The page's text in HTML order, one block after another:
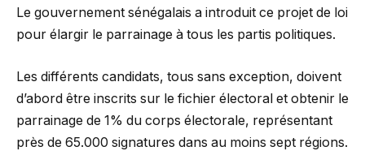
Le gouvernement sénégalais a introduit ce projet de loi
pour élargir le parrainage à tous les partis politiques.
Les différents candidats, tous sans exception, doivent
d’abord être inscrits sur le fichier électoral et obtenir le
parrainage de 1% du corps électorale, représentant
près de 65.000 signatures dans au moins sept régions.